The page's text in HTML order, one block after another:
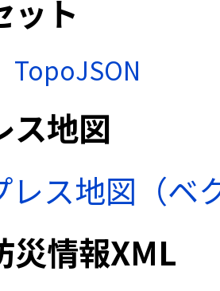
ット
TopoJSON
ス地図
レス地図（ベ
災情報XML